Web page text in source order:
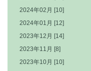
2024年02月 [10]
2024年01月 [12]
2023年12月 [14]
2023年11月 [8]
2023年10月 [10]